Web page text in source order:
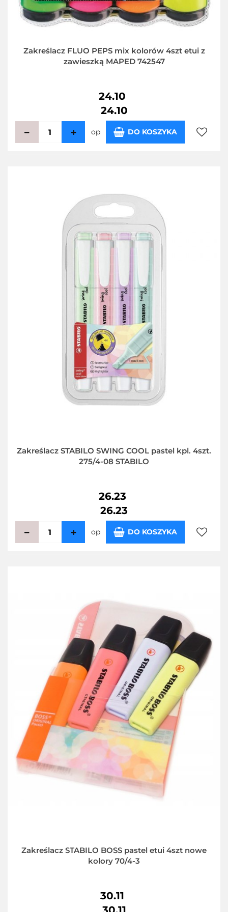
Zakreślacz FLUO PEPS mix kolorów 4szt etui z
zawieszką MAPED 742547
24.10
24.10
op DO KOSZYKA
Zakreślacz STABILO SWING COOL pastel kpl. 4szt.
275/4-08 STABILO
26.23
26.23
op DO KOSZYKA
Zakreślacz STABILO BOSS pastel etui 4szt nowe
kolory 70/4-3
30.11